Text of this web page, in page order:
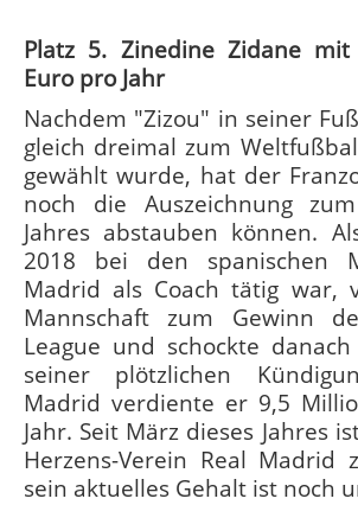
Platz 5. Zinedine Zidane
Euro pro Jahr
Nachdem "Zizou" in seiner
gleich dreimal zum
gewählt wurde, hat der
noch die Auszeichnung
Jahres abstauben können.
2018 bei den spanischen
Madrid als Coach tätig war,
Mannschaft zum Gewinn
League und schockte
seiner plötzlichen
Madrid verdiente er 9,5
Jahr. Seit März dieses Jahres
Herzens-Verein Real Madrid
sein aktuelles Gehalt ist noch